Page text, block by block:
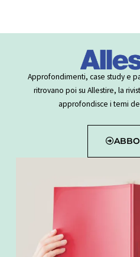
Approfondimenti, case study e
ritrovano poi su Allestire, la
approfondisce i temi